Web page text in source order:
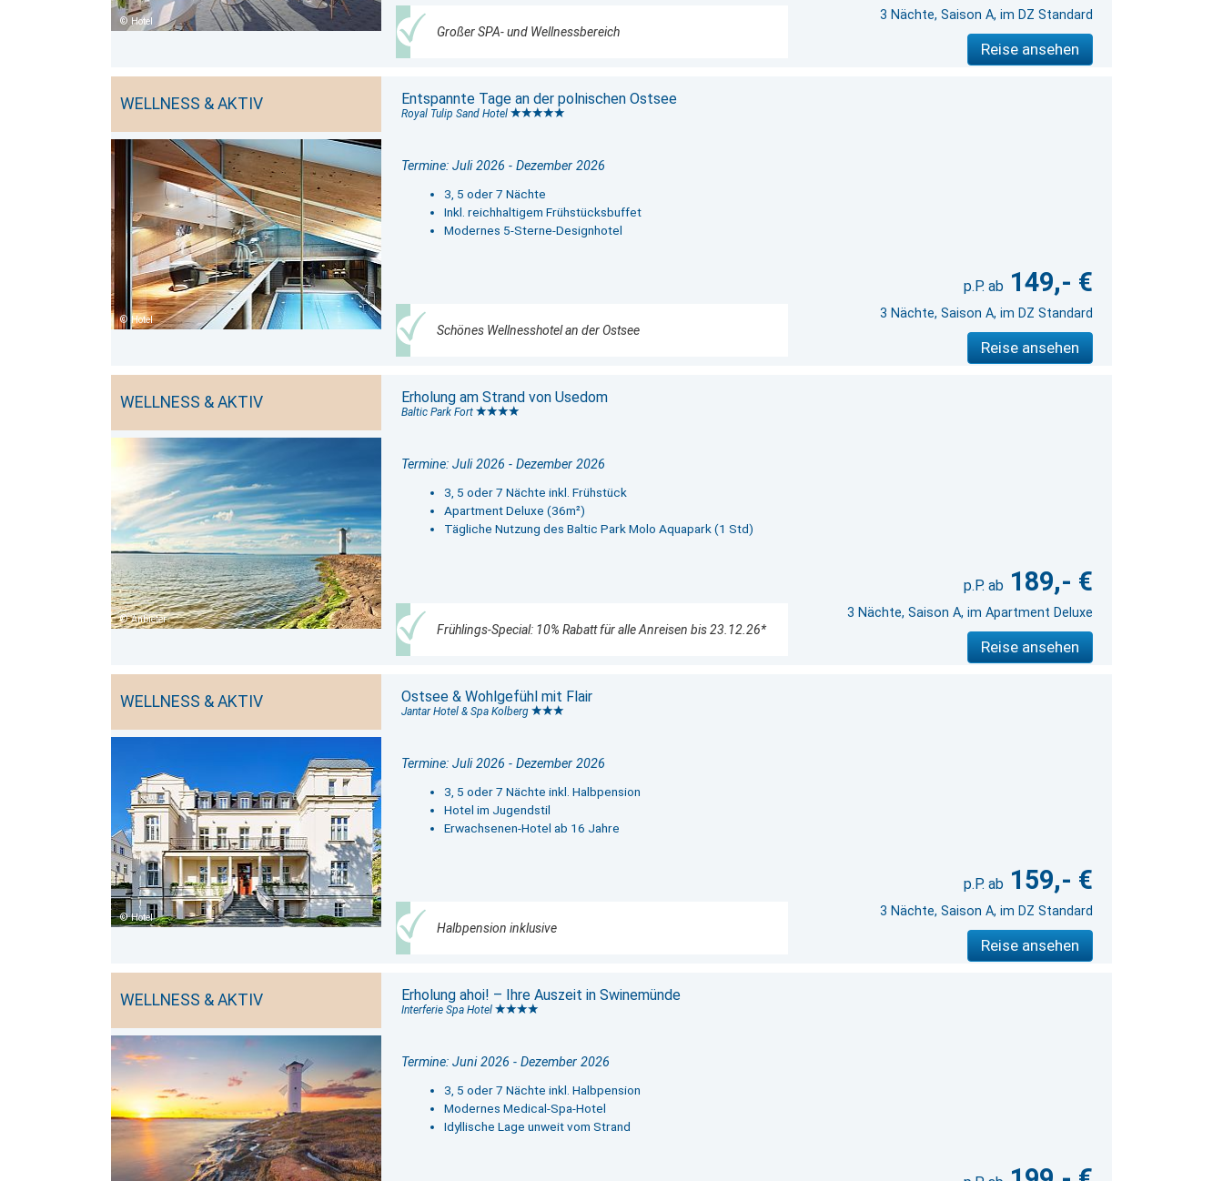
Hotel
Großer SPA- und Wellnessbereich
3 Nächte, Saison A, im DZ Standard
Reise ansehen
WELLNESS & AKTIV
Hotel
Entspannte Tage an der polnischen Ostsee
Royal Tulip Sand Hotel
Termine: Juli 2026 - Dezember 2026
3, 5 oder 7 Nächte
Inkl. reichhaltigem Frühstücksbuffet
Modernes 5-Sterne-Designhotel
Schönes Wellnesshotel an der Ostsee
149,- €
3 Nächte, Saison A, im DZ Standard
Reise ansehen
WELLNESS & AKTIV
Anbieter
Erholung am Strand von Usedom
Baltic Park Fort
Termine: Juli 2026 - Dezember 2026
3, 5 oder 7 Nächte inkl. Frühstück
Apartment Deluxe (36m²)
Tägliche Nutzung des Baltic Park Molo Aquapark (1 Std)
Frühlings-Special: 10% Rabatt für alle Anreisen bis 23.12.26*
189,- €
3 Nächte, Saison A, im Apartment Deluxe
Reise ansehen
WELLNESS & AKTIV
Hotel
Ostsee & Wohlgefühl mit Flair
Jantar Hotel & Spa Kolberg
Termine: Juli 2026 - Dezember 2026
3, 5 oder 7 Nächte inkl. Halbpension
Hotel im Jugendstil
Erwachsenen-Hotel ab 16 Jahre
Halbpension inklusive
159,- €
3 Nächte, Saison A, im DZ Standard
Reise ansehen
WELLNESS & AKTIV Erholung ahoi! – Ihre Auszeit in Swinemünde
Interferie Spa Hotel
Termine: Juni 2026 - Dezember 2026
3, 5 oder 7 Nächte inkl. Halbpension
Modernes Medical-Spa-Hotel
Idyllische Lage unweit vom Strand